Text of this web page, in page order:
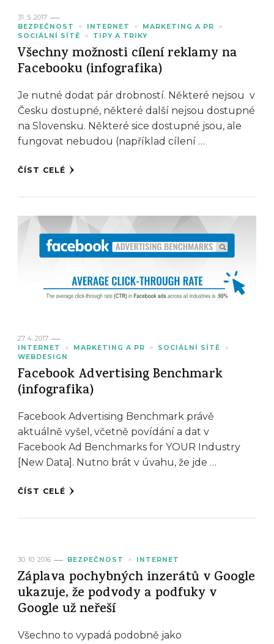
31. 5. 2017
BEZPEČNOST
INTERNET
MARKETING A PR
SOCIÁLNÍ SÍTĚ
TIPY A TRIKY
Všechny možnosti cílení reklamy na
Facebooku (infografika)
Je nutné dodat pár drobností. Některé nejsou v
Česku dostupné, některé další nejsou dostupné
na Slovensku. Některé sice dostupné jsou, ale
fungovat nebudou (například cílení …
ČÍST CELÉ
27. 4. 2017
INTERNET
MARKETING A PR
SOCIÁLNÍ SÍTĚ
WEBDESIGN
Facebook Advertising Benchmark
(infografika)
Facebook Advertising Benchmark právě
aktuálně vyšel, včetně povídání a dat v
Facebook Ad Benchmarks for YOUR Industry
[New Data]. Nutno brát v úvahu, že jde …
ČÍST CELÉ
30. 10. 2016 BEZPEČNOST INTERNET
Záplava pochybných inzerátů v Google
ukazuje, že podvody a podfuky v
Google už neřeší
Všechno to vypadá podobně jako